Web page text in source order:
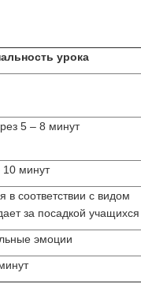
урока
5 – 8 минут
минут
в соответствии с видом
за посадкой учащихся
эмоции